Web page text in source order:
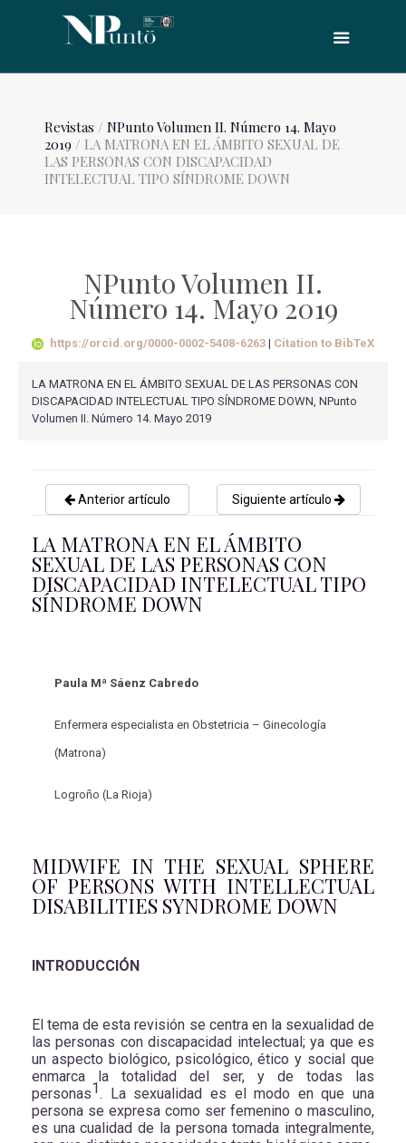
Revistas / NPunto Volumen II. Número 14. Mayo
2019 / LA MATRONA EN EL ÁMBITO SEXUAL DE
LAS PERSONAS CON DISCAPACIDAD
INTELECTUAL TIPO SÍNDROME DOWN
NPunto Volumen II.
Número 14. Mayo 2019
https://orcid.org/0000-0002-5408-6263| Citation to BibTeX
LA MATRONA EN EL ÁMBITO SEXUAL DE LAS PERSONAS CON
DISCAPACIDAD INTELECTUAL TIPO SÍNDROME DOWN, NPunto
Volumen II. Número 14. Mayo 2019
Anterior artículo Siguiente artículo
LA MATRONA EN EL ÁMBITO
SEXUAL DE LAS PERSONAS CON
DISCAPACIDAD INTELECTUAL TIPO
SÍNDROME DOWN
Paula Mª Sáenz Cabredo
Enfermera especialista en Obstetricia – Ginecología
(Matrona)
Logroño (La Rioja)
MIDWIFE IN THE SEXUAL SPHERE
OF PERSONS WITH INTELLECTUAL
DISABILITIES SYNDROME DOWN
INTRODUCCIÓN
El tema de esta revisión se centra en la sexualidad de
las personas con discapacidad intelectual; ya que es
un aspecto biológico, psicológico, ético y social que
enmarca la totalidad del ser, y de todas las
personas1. La sexualidad es el modo en que una
persona se expresa como ser femenino o masculino,
es una cualidad de la persona tomada integralmente,